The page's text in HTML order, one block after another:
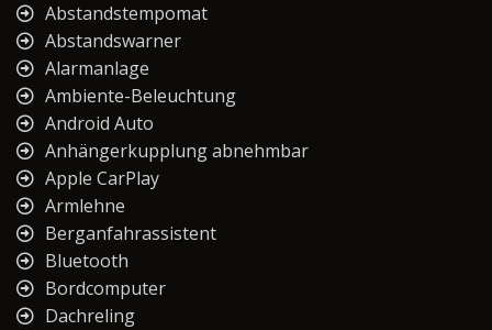
Abstandstempomat
Abstandswarner
Alarmanlage
Ambiente-Beleuchtung
Android Auto
Anhängerkupplung abnehmbar
Apple CarPlay
Armlehne
Berganfahrassistent
Bluetooth
Bordcomputer
Dachreling